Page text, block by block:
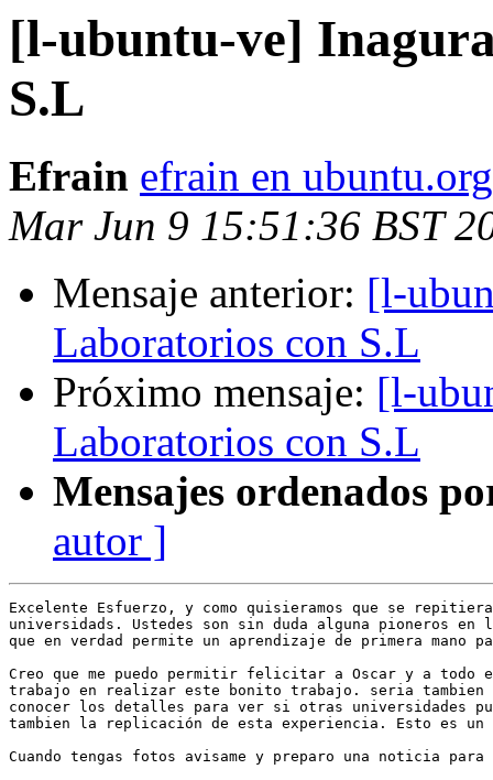
[l-ubuntu-ve]
S.L
Efrain efrain en
Mar Jun 9 15:51:36 BST
Mensaje anterior: [l-
Laboratorios con S.L
Próximo mensaje: [l-
Laboratorios con S.L
Mensajes ordenados
autor ]
Excelente Esfuerzo, y como quisieramos que se repitiera
universidads. Ustedes son sin duda alguna pioneros en
que en verdad permite un aprendizaje de primera mano
Creo que me puedo permitir felicitar a Oscar y a todo
trabajo en realizar este bonito trabajo. seria tambien
conocer los detalles para ver si otras universidades
tambien la replicación de esta experiencia. Esto es un
Cuando tengas fotos avisame y preparo una noticia